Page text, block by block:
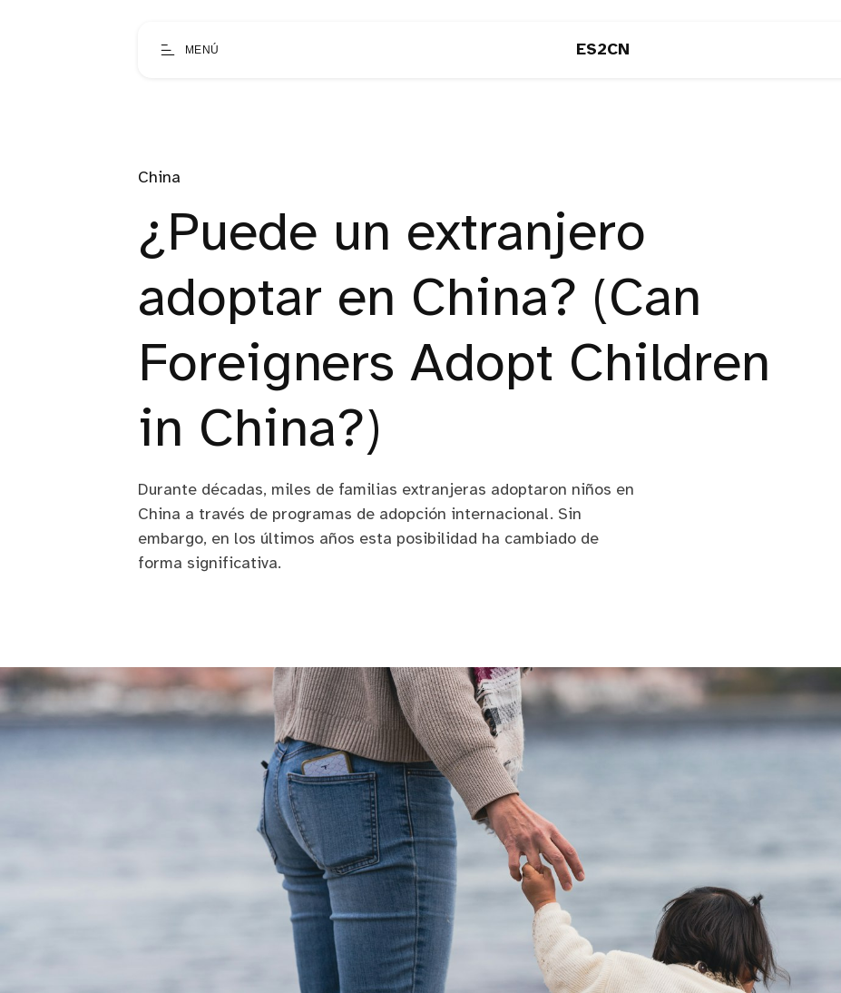
MENÚ ES2CN
China
¿Puede un extranjero
adoptar en China? (Can
Foreigners Adopt Children
in China?)
Durante décadas, miles de familias extranjeras adoptaron niños en
China a través de programas de adopción internacional. Sin
embargo, en los últimos años esta posibilidad ha cambiado de
forma significativa.